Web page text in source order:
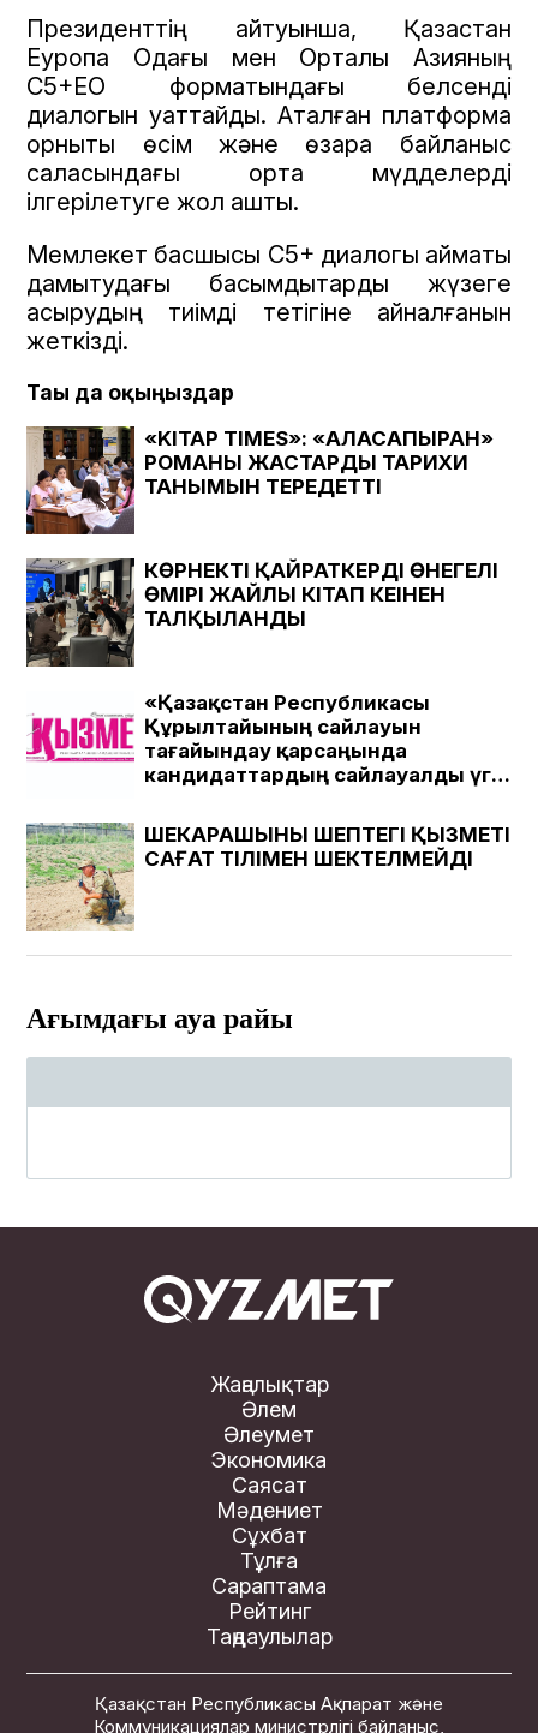
Президенттің айтуынша, Қазақстан
Еуропа Одағы мен Орталық Азияның
С5+ЕО форматындағы белсенді
диалогын қуаттайды. Аталған платформа
орнықты өсім және өзара байланыс
саласындағы ортақ мүдделерді
ілгерілетуге жол ашты.
Мемлекет басшысы С5+ диалогы аймақты
дамытудағы басымдықтарды жүзеге
асырудың тиімді тетігіне айналғанын
жеткізді.
Тағы да оқыңыздар
«KITAP TIMES»: «АЛАСАПЫРАН»
РОМАНЫ ЖАСТАРДЫҢ ТАРИХИ
ТАНЫМЫН ТЕРЕҢДЕТТІ
КӨРНЕКТІ ҚАЙРАТКЕРДІҢ ӨНЕГЕЛІ
ӨМІРІ ЖАЙЛЫ КІТАП КЕҢІНЕН
ТАЛҚЫЛАНДЫ
«Қазақстан Республикасы
Құрылтайының сайлауын
тағайындау қарсаңында
кандидаттардың сайлауалды үгіт
қаласындағы «Қызмет» газеті
ЖШС-іне қарасты медиада
«Қызмет» газеті , Kyzmet-
ШЕКАРАШЫНЫҢ ШЕПТЕГІ ҚЫЗМЕТІ
САҒАТ ТІЛІМЕН ШЕКТЕЛМЕЙДІ
Ағымдағы ауа райы
Жаңалықтар
Әлем
Әлеумет
Экономика
Саясат
Мәдениет
Сұхбат
Тұлға
Сараптама
Рейтинг
Таңдаулылар
Қазақстан Республикасы Ақпарат және
Коммуникациялар министрлігі байланыс,